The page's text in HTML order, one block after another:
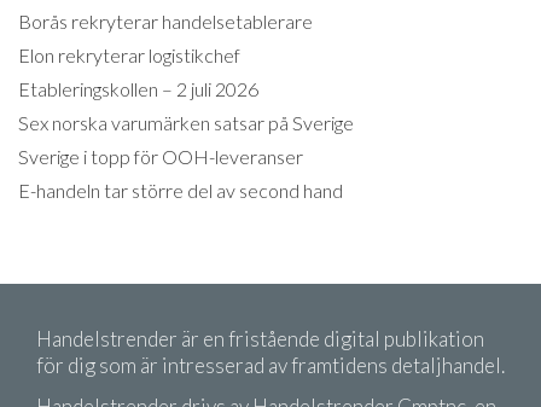
Borås rekryterar handelsetablerare
Elon rekryterar logistikchef
Etableringskollen – 2 juli 2026
Sex norska varumärken satsar på Sverige
Sverige i topp för OOH-leveranser
E-handeln tar större del av second hand
Handelstrender är en fristående digital publikation
för dig som är intresserad av framtidens detaljhandel.